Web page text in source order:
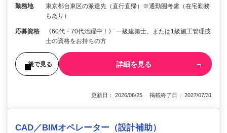
勤務地
東京都台東区の派遣先（直行直帰）※通勤圏考慮（在宅勤務
もあり）
応募資格
《60代・70代活躍中！》 一級建築士、または1級施工管理技
士の資格をお持ちの方
後で見る 詳細を見る
更新日： 2026/06/25 掲載終了日： 2027/07/31
CAD／BIMオペレーター（設計補助）